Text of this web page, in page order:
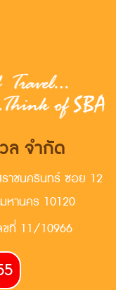
ล จำกัด
าชนครินทร์ ซอย 12
หานคร 10120
ขที่ 11/10966